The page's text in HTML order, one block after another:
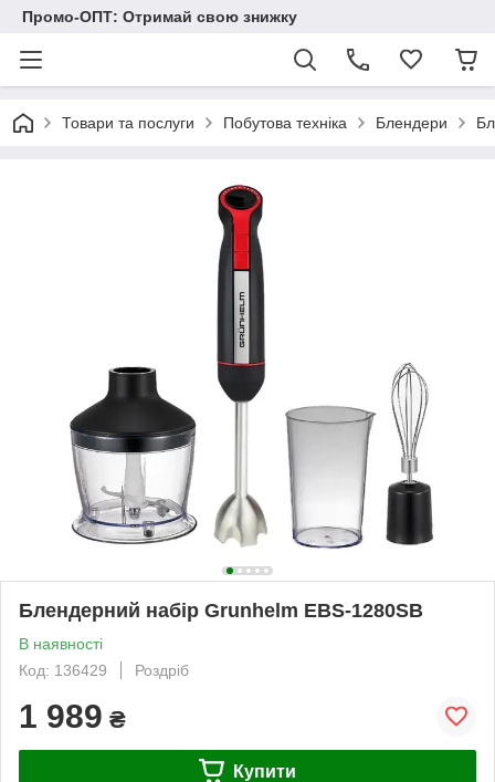
Промо-ОПТ: Отримай свою знижку
Товари та послуги Побутова техніка Блендери
Блендерний набір Grunhelm EBS-1280SB
В наявності
Код: 136429
Роздріб
1 989 ₴
Купити